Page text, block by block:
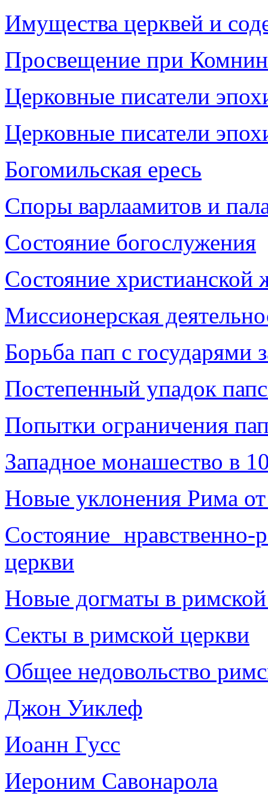
Имущества церквей и
Просвещение при
Церковные писатели
Церковные писатели
Богомильская ересь
Споры варлаамитов и
Состояние богослужения
Состояние христианской
Миссионерская
Борьба пап с государями
Постепенный упадок
Попытки ограничения
Западное монашество в
Новые уклонения Рима
Состояние
церкви
Новые догматы в
Секты в римской церкви
Общее недовольство
Джон Уиклеф
Иоанн Гусс
Иероним Савонарола